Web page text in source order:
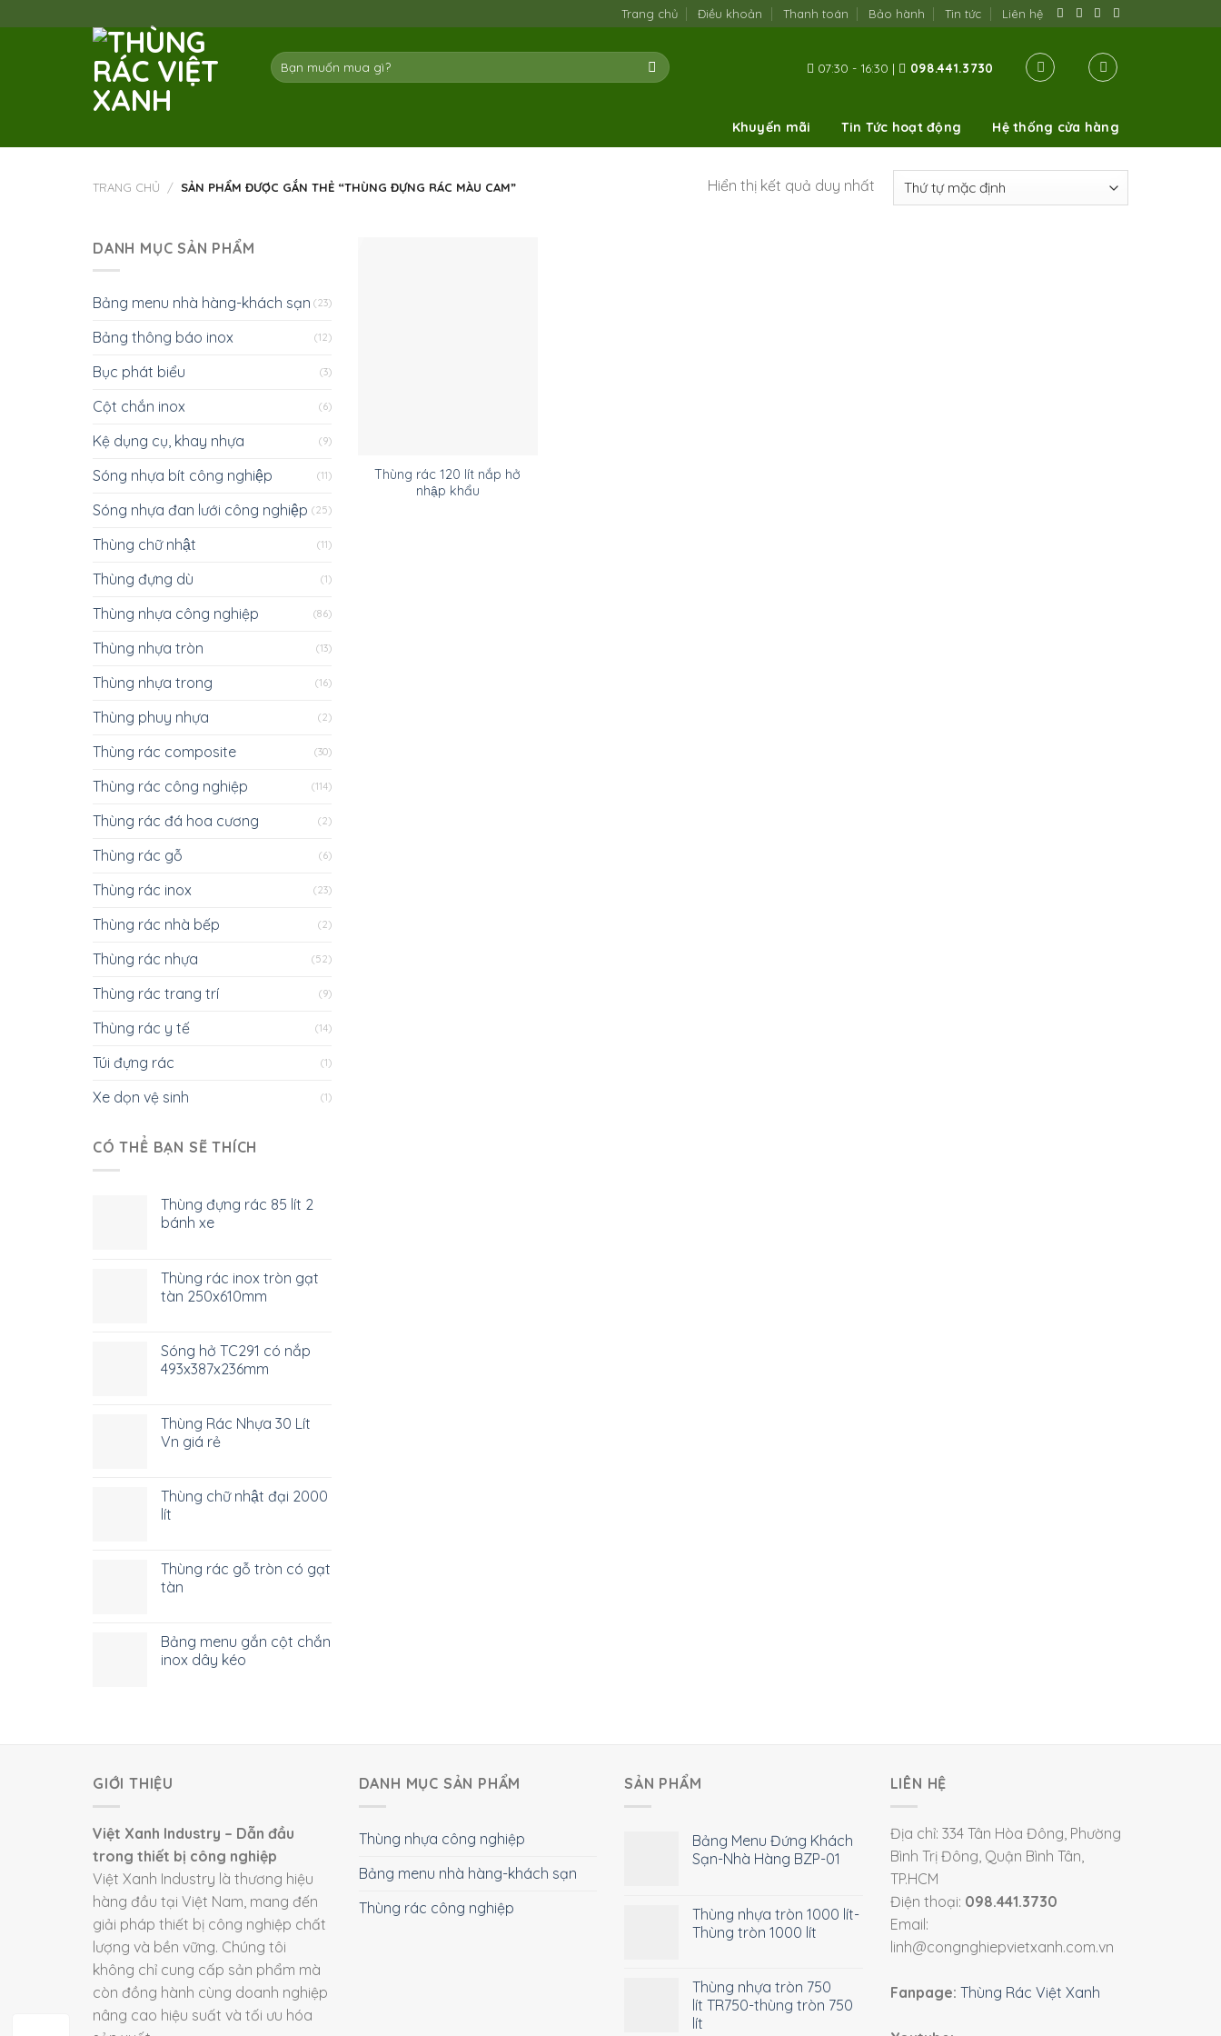
to
Trang chủ Điều khoản Thanh toán Bảo hành Tin tức Liên hệ
Tìm
kiếm:
07:30 - 16:30 | 098.441.3730
Khuyến mãi Tin Tức hoạt động Hệ thống cửa hàng
TRANG CHỦ / SẢN PHẨM ĐƯỢC GẮN THẺ “THÙNG ĐỰNG RÁC MÀU CAM” Hiển thị kết quả duy nhất
DANH MỤC SẢN PHẨM
Bảng menu nhà hàng-khách sạn (23)
Bảng thông báo inox (12)
Bục phát biểu (3)
Cột chắn inox (6)
Kệ dụng cụ, khay nhựa (9)
Sóng nhựa bít công nghiệp (11)
Sóng nhựa đan lưới công nghiệp (25)
Thùng chữ nhật (11)
Thùng đựng dù (1)
Thùng nhựa công nghiệp (86)
Thùng nhựa tròn (13)
Thùng nhựa trong (16)
Thùng phuy nhựa (2)
Thùng rác composite (30)
Thùng rác công nghiệp (114)
Thùng rác đá hoa cương (2)
Thùng rác gỗ (6)
Thùng rác inox (23)
Thùng rác nhà bếp (2)
Thùng rác nhựa (52)
Thùng rác trang trí (9)
Thùng rác y tế (14)
Túi đựng rác (1)
Xe dọn vệ sinh (1)
CÓ THỂ BẠN SẼ THÍCH
Thùng đựng rác 85 lít 2
bánh xe
Thùng rác inox tròn gạt
tàn 250x610mm
Sóng hở TC291 có nắp
493x387x236mm
Thùng Rác Nhựa 30 Lít
Vn giá rẻ
Thùng chữ nhật đại 2000
lít
Thùng rác gỗ tròn có gạt
tàn
Bảng menu gắn cột chắn
inox dây kéo
Thùng rác 120 lít nắp hở
nhập khẩu
GIỚI THIỆU
Việt Xanh Industry – Dẫn đầu
trong thiết bị công nghiệp
Việt Xanh Industry là thương hiệu
hàng đầu tại Việt Nam, mang đến
giải pháp thiết bị công nghiệp chất
lượng và bền vững. Chúng tôi
không chỉ cung cấp sản phẩm mà
còn đồng hành cùng doanh nghiệp
nâng cao hiệu suất và tối ưu hóa
DANH MỤC SẢN PHẨM
Thùng nhựa công nghiệp
Bảng menu nhà hàng-khách sạn
Thùng rác công nghiệp
SẢN PHẨM
Bảng Menu Đứng Khách
Sạn-Nhà Hàng BZP-01
Thùng nhựa tròn 1000 lít-
Thùng tròn 1000 lít
Thùng nhựa tròn 750
lít TR750-thùng tròn 750
lít
LIÊN HỆ
Địa chỉ: 334 Tân Hòa Đông, Phường
Bình Trị Đông, Quận Bình Tân,
TP.HCM
Điện thoại: 098.441.3730
Email:
linh@congnghiepvietxanh.com.vn
Fanpage: Thùng Rác Việt Xanh